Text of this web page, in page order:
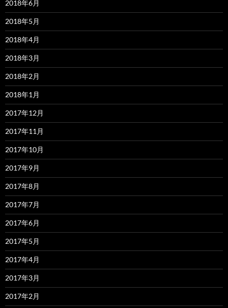
2018年6月
2018年5月
2018年4月
2018年3月
2018年2月
2018年1月
2017年12月
2017年11月
2017年10月
2017年9月
2017年8月
2017年7月
2017年6月
2017年5月
2017年4月
2017年3月
2017年2月